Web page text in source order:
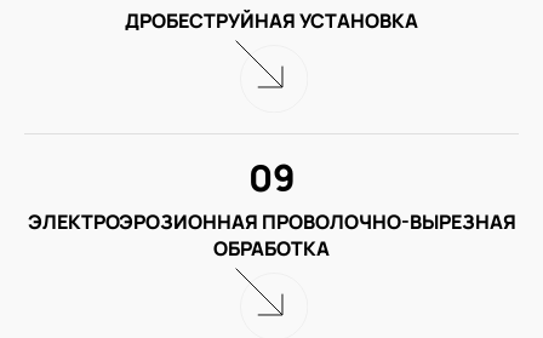
ДРОБЕСТРУЙНАЯ УСТАНОВКА
ЭЛЕКТРОЭРОЗИОННАЯ ПРОВОЛОЧНО-ВЫРЕЗНАЯ
ОБРАБОТКА
09